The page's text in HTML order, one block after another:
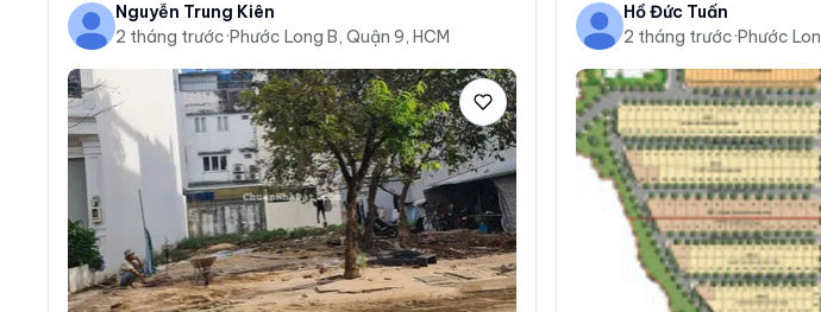
Nguyễn Trung Kiên
2 tháng trước·Phước Long B, Quận 9, HCM
Hồ Đức Tuấn
2 tháng trước·Phước